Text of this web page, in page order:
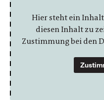
Hier steht ein
diesen Inhalt zu
Zustimmung bei den